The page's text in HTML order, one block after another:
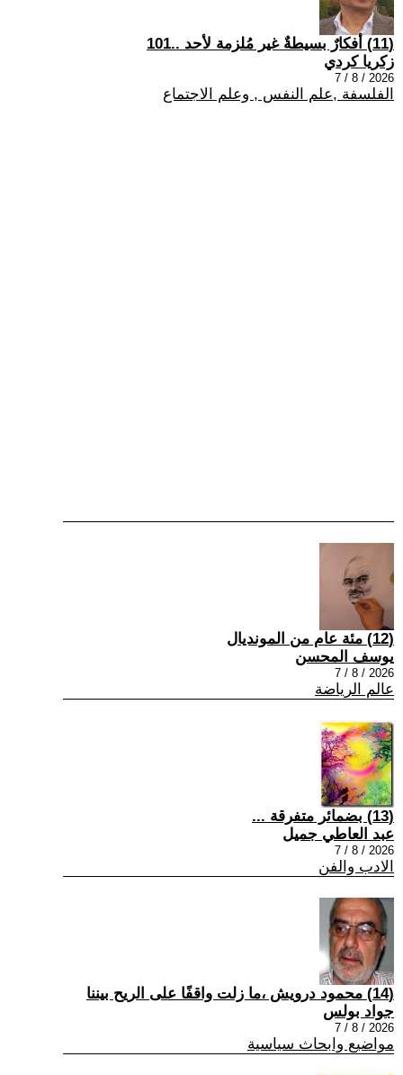
(11) أفكارٌ بسيطةٌ غير مُلزمة لأحد ..101
زكريا كردي
2026 / 8 / 7
الفلسفة ,علم النفس , وعلم الاجتماع
(12) مئة عام من المونديال
يوسف المحسن
2026 / 8 / 7
عالم الرياضة
(13) بضمائر متفرقة ...
عبد العاطي جميل
2026 / 8 / 7
الادب والفن
(14) محمود درويش ،ما زلت واقفًا على الريح بيننا
جواد بولس
2026 / 8 / 7
مواضيع وابحاث سياسية